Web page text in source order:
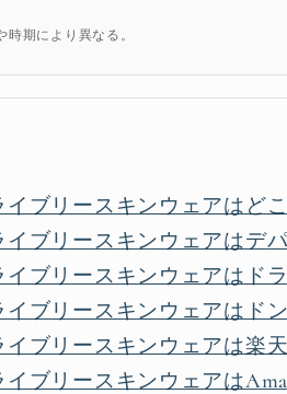
期により異なる。
イブリースキンウェアはど
イブリースキンウェアはデ
イブリースキンウェアはド
イブリースキンウェアはド
イブリースキンウェアは楽
イブリースキンウェアは